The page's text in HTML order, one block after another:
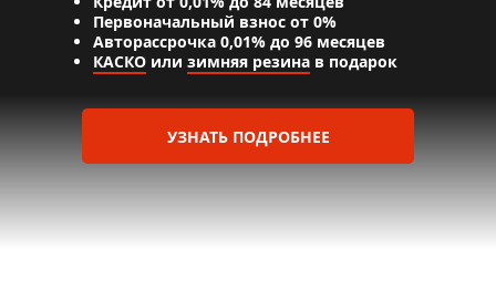
УЗНАТЬ ПОДРОБНЕЕ
Первоначальный взнос от 0%
Авторассрочка 0,01% до 96 месяцев
КАСКО или зимняя резина в подарок